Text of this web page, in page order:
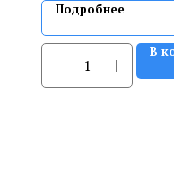
Подробнее
В